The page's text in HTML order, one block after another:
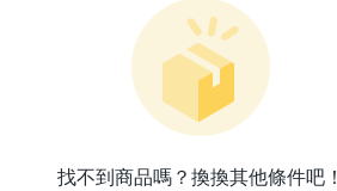
找不到商品嗎？換換其他條件吧！